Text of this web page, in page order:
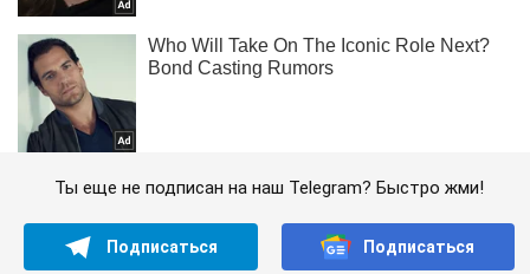
Ты еще не подписан на наш Telegram? Быстро жми!
Подписаться Подписаться